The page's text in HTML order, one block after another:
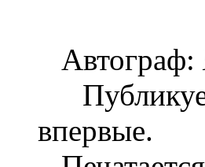
Автограф:
впервые.